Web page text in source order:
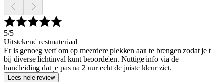
5/5
Uitstekend restmateriaal
Er is genoeg verf om op meerdere plekken aan te brengen zodat je t
bij diverse lichtinval kunt beoordelen. Nuttige info via de
handleiding dat je pas na 2 uur echt de juiste kleur ziet.
Lees hele review